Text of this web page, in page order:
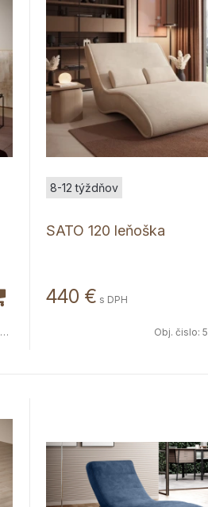
SATO 120 leňoška
8-12 týždňov
440 € s DPH
Obj. čislo: